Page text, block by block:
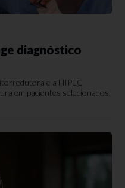
diagnóstico
e a HIPEC
em pacientes selecionados,